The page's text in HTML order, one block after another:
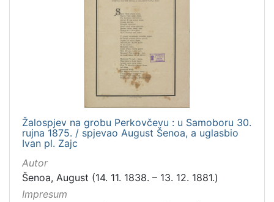
Žalospjev na grobu Perkovčevu : u Samoboru 30.
rujna 1875. / spjevao August Šenoa, a uglasbio
Ivan pl. Zajc
Autor
Šenoa, August (14. 11. 1838. – 13. 12. 1881.)
Impresum